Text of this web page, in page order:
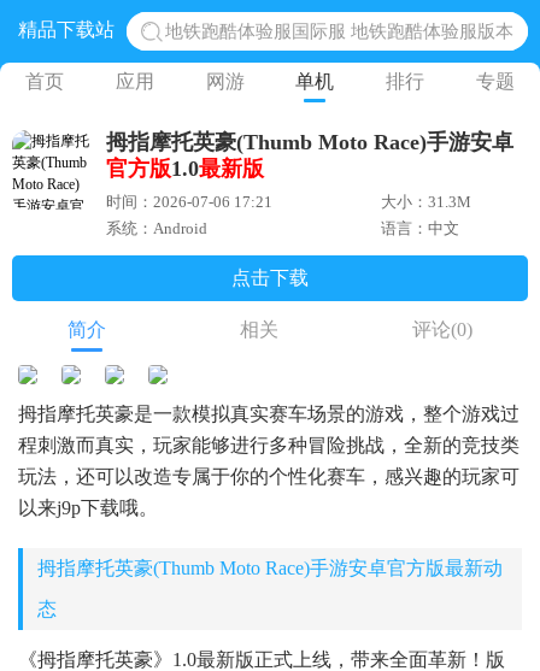
精品下载站
地铁跑酷体验服国际服 地铁跑酷体验服版本
网易光遇手游正版 点亮星空共庆周年
黎明觉醒生机腾讯正版 黎明觉醒生机国际服
蛋仔派对下载 蛋仔派对体验服
奥特曼王者传奇 正版奥特曼游戏
首页 应用 网游 单机 排行 专题
拇指摩托英豪(Thumb Moto Race)手游安卓
官方版1.0最新版
时间：2026-07-06 17:21
大小：31.3M
系统：Android
语言：中文
点击下载
简介 相关 评论(0)
拇指摩托英豪是一款模拟真实赛车场景的游戏，整个游戏过
程刺激而真实，玩家能够进行多种冒险挑战，全新的竞技类
玩法，还可以改造专属于你的个性化赛车，感兴趣的玩家可
以来j9p下载哦。
拇指摩托英豪(Thumb Moto Race)手游安卓官方版最新动
态
《拇指摩托英豪》1.0最新版正式上线，带来全面革新！版